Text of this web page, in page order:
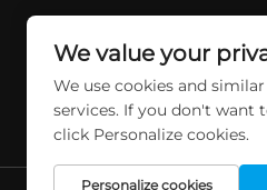
We value your
We use cookies and
services. If you don't want
click Personalize cookies.
Personalize cookies